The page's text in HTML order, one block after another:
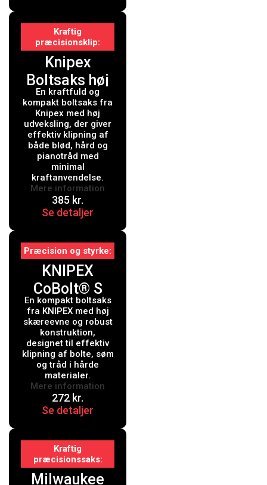
Kraftig
præcisionsklip
Knipex
Boltsaks høj
udveksling
sort
atramenteret
, betrukket
med
kunststof 200
mm
En kraftfuld og
kompakt boltsaks fra
Knipex med høj
udveksling, der giver
effektiv klipning af
både blød, hård og
pianotråd med
minimal
kraftanvendelse.
385 kr.
Se detaljer
Mere information
Præcision og styrke
KNIPEX
CoBolt® S
En kompakt boltsaks
fra KNIPEX med høj
skæreevne og robust
konstruktion,
designet til effektiv
klipning af bolte, søm
og tråd i hårde
materialer.
272 kr.
Se detaljer
Mere information
Kraftig
præcisionssaks
Milwaukee